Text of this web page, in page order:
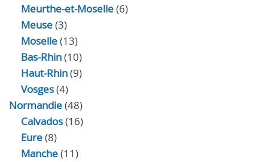
Meurthe-et-Moselle(6)
Meuse(3)
Moselle(13)
Bas-Rhin(10)
Haut-Rhin(9)
Vosges(4)
Normandie(48)
Calvados(16)
Eure(8)
Manche(11)